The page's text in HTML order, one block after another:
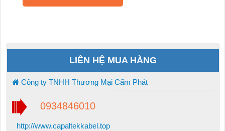
LIÊN HỆ MUA HÀNG
Công ty TNHH Thương Mại Cẩm Phát
0934846010
http://www.capaltekkabel.top